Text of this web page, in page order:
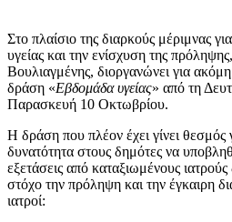
Στο πλαίσιο της διαρκούς μέριμνας
υγείας και την ενίσχυση της
Βουλιαγμένης, διοργανώνει για
δράση «Εβδομάδα υγείας» από τη
Παρασκευή 10 Οκτωβρίου.
Η δράση που πλέον έχει γίνει θεσμός
δυνατότητα στους δημότες να
εξετάσεις από καταξιωμένους
στόχο την πρόληψη και την έγκαιρη
ιατροί: